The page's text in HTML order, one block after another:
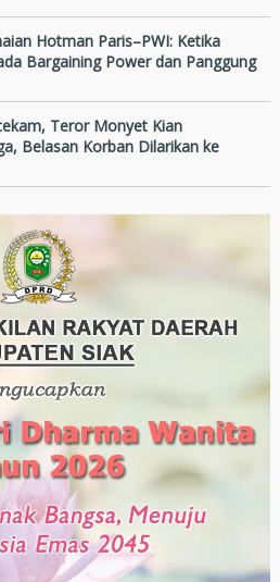
Hotman Paris–PWI: Ketika
Bargaining Power dan Panggung
Teror Monyet Kian
Belasan Korban Dilarikan ke